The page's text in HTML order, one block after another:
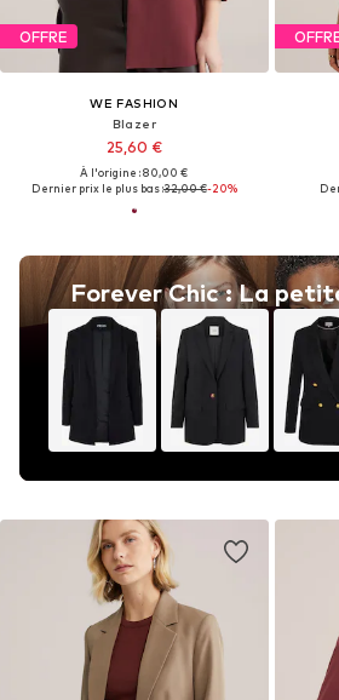
OFFRE
WE FASHION
Blazer
25,60 €
À l'origine : 80,00 €
Dernier prix le plus bas :32,00 €-20%
Forever Chic : La